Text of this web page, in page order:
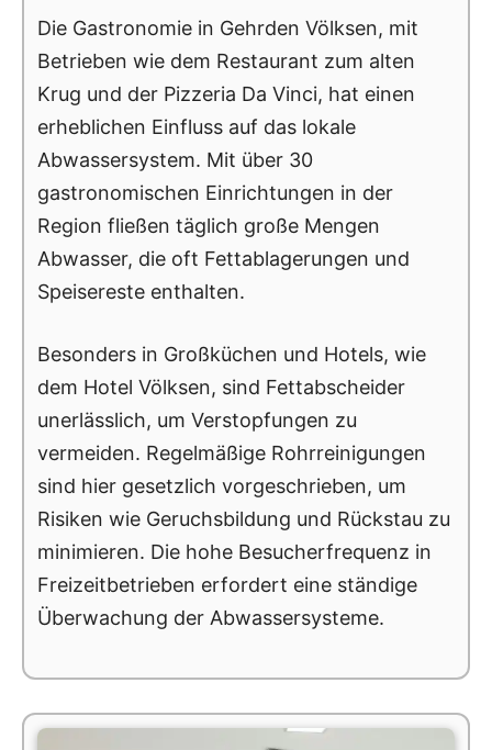
Die Gastronomie in Gehrden Völksen, mit
Betrieben wie dem Restaurant zum alten
Krug und der Pizzeria Da Vinci, hat einen
erheblichen Einfluss auf das lokale
Abwassersystem. Mit über 30
gastronomischen Einrichtungen in der
Region fließen täglich große Mengen
Abwasser, die oft Fettablagerungen und
Speisereste enthalten.
Besonders in Großküchen und Hotels, wie
dem Hotel Völksen, sind Fettabscheider
unerlässlich, um Verstopfungen zu
vermeiden. Regelmäßige Rohrreinigungen
sind hier gesetzlich vorgeschrieben, um
Risiken wie Geruchsbildung und Rückstau zu
minimieren. Die hohe Besucherfrequenz in
Freizeitbetrieben erfordert eine ständige
Überwachung der Abwassersysteme.